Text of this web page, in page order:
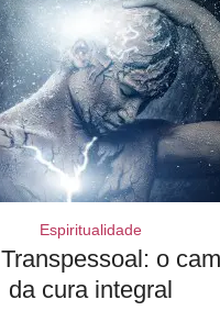
Espiritualidade
o
da cura integral